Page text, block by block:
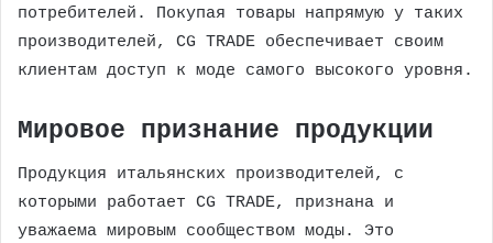
потребителей. Покупая товары напрямую у таких
производителей, CG TRADE обеспечивает своим
клиентам доступ к моде самого высокого уровня.
Мировое признание продукции
Продукция итальянских производителей, с
которыми работает CG TRADE, признана и
уважаема мировым сообществом моды. Это